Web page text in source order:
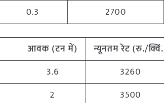
0.3 2700
आवक (टन में) न्यूनतम रेट (रु./
3.6 3260
2 3500